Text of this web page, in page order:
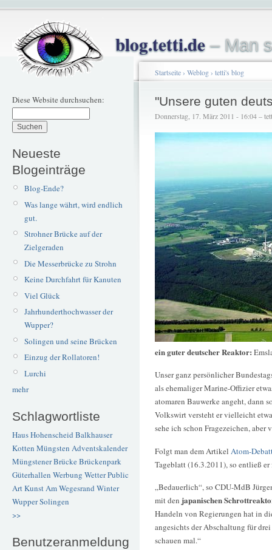
blog.tetti.de– Man
Diese Website durchsuchen:
Neueste
Blogeinträge
Blog-Ende?
Was lange währt, wird endlich
gut.
Strohner Brücke auf der
Zielgeraden
Die Messerbrücke zu Strohn
Keine Durchfahrt für Kanuten
Viel Glück
Jahrhunderthochwasser der
Wupper?
Solingen und seine Brücken
Einzug der Rollatoren!
Lurchi
mehr
Schlagwortliste
Haus Hohenscheid Balkhauser
Kotten Müngsten Adventskalender
Müngstener BrückeBrückenpark
Güterhallen Werbung WetterPublic
ArtKunstAm Wegesrand Winter
WupperSolingen
>>
Benutzeranmeldung
Startseite› Weblog› tetti's blog
"Unsere guten
Donnerstag, 17. März 2011 - 16:04 –
ein guter deutscher Reaktor:
Unser ganz persönlicher
als ehemaliger Marine-Offizier
atomaren Bauwerke angeht, dann
Volkswirt versteht er vielleicht
sehe ich schon Fragezeichen,
Folgt man dem Artikel Atom-
Tageblatt (16.3.2011), so entließ
„Bedauerlich“, so CDU-MdB
mit den japanischen
Handeln von Regierungen hat in
angesichts der Abschaltung für
schauen mal.“